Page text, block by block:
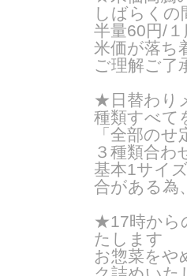
しばらくの
半量60円/
米価が落ち
ご理解ご了
★日替わり
種類すべて
「全部の
３種類合わ
基本1サイ
合がある為
★17時から
たします
お惣菜をや